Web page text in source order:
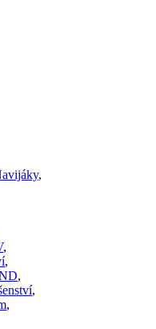
,
,
,
,
,
,